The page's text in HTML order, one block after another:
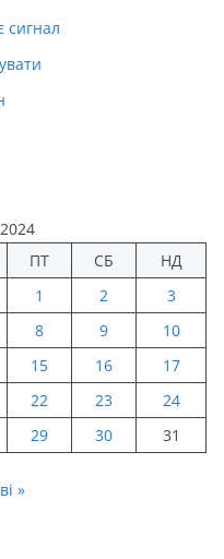
сигнал
ПТ СБ
НД
1
2
3
8 9
10
15 16
17
22 23
24
29 30 31
»